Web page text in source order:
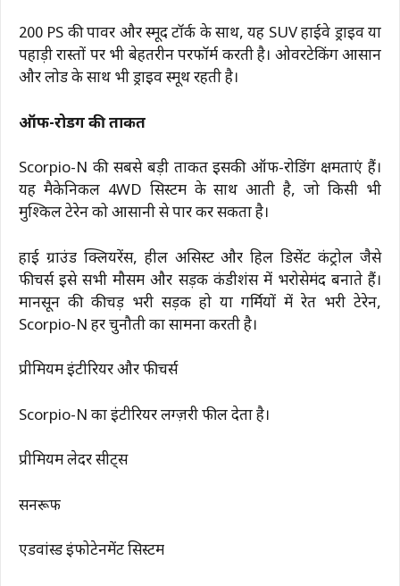
200 PS की पावर और स्मूद टॉर्क के साथ, यह SUV हाईवे ड्राइव या
पहाड़ी रास्तों पर भी बेहतरीन परफॉर्म करती है। ओवरटेकिंग आसान
और लोड के साथ भी ड्राइव स्मूथ रहती है।
ऑफ-रोडिंग की ताकत
Scorpio-N की सबसे बड़ी ताकत इसकी ऑफ-रोडिंग क्षमताएं हैं।
यह मैकेनिकल 4WD सिस्टम के साथ आती है, जो किसी भी
मुश्किल टेरेन को आसानी से पार कर सकता है।
हाई ग्राउंड क्लियरेंस, हील असिस्ट और हिल डिसेंट कंट्रोल जैसे
फीचर्स इसे सभी मौसम और सड़क कंडीशंस में भरोसेमंद बनाते हैं।
मानसून की कीचड़ भरी सड़क हो या गर्मियों में रेत भरी टेरेन,
Scorpio-N हर चुनौती का सामना करती है।
प्रीमियम इंटीरियर और फीचर्स
Scorpio-N का इंटीरियर लग्ज़री फील देता है।
प्रीमियम लेदर सीट्स
सनरूफ
एडवांस्ड इंफोटेनमेंट सिस्टम